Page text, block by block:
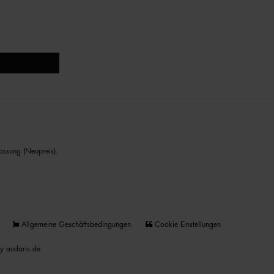
(Neupreis).
Allgemeine Geschäftsbedingungen Cookie Einstellungen
audaris.de